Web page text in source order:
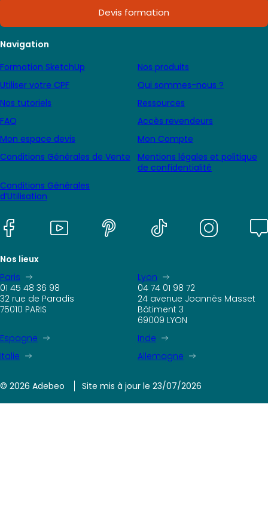
Devis formation
Navigation
Formation SketchUp
Nos produits
Utiliser votre CPF
Qui sommes-nous ?
Nos tutoriels
Ressources
FAQ
Accès revendeurs
Mon espace devis
Mon Compte
Conditions Générales de Vente
Mentions légales et politique
de confidentialité
Conditions Générales
d’Utilisation
Nos lieux
Paris
01 45 48 36 98
32 rue de Paradis
75010 PARIS
Lyon
04 74 01 98 72
24 avenue Joannès Masset
Bâtiment 3
69009 LYON
Espagne
Inde
Italie
Allemagne
© 2026 Adebeo Site mis à jour le 23/07/2026